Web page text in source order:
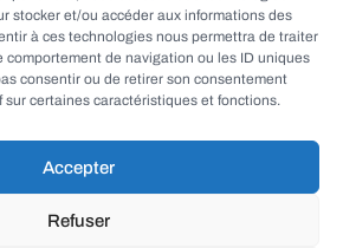
stocker et/ou accéder aux informations des
à ces technologies nous permettra de traiter
comportement de navigation ou les ID uniques
consentir ou de retirer son consentement
sur certaines caractéristiques et fonctions.
Accepter
Refuser